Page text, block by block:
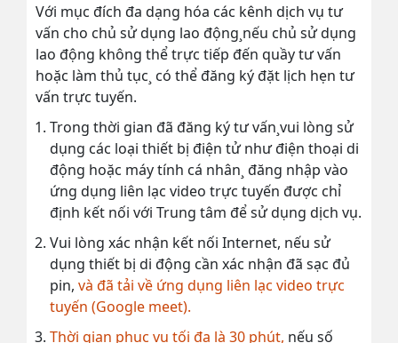
Với mục đích đa dạng hóa các kênh dịch vụ tư
vấn cho chủ sử dụng lao động¸nếu chủ sử dụng
lao động không thể trực tiếp đến quầy tư vấn
hoặc làm thủ tục¸ có thể đăng ký đặt lịch hẹn tư
vấn trực tuyến.
Trong thời gian đã đăng ký tư vấn¸vui lòng sử
dụng các loại thiết bị điện tử như điện thoại di
động hoặc máy tính cá nhân¸ đăng nhập vào
ứng dụng liên lạc video trực tuyến được chỉ
định kết nối với Trung tâm để sử dụng dịch vụ.
Vui lòng xác nhận kết nối Internet, nếu sử
dụng thiết bị di động cần xác nhận đã sạc đủ
pin, và đã tải về ứng dụng liên lạc video trực
tuyến (Google meet).
Thời gian phục vụ tối đa là 30 phút, nếu số